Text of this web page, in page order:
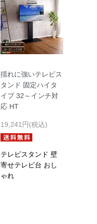
揺れに強いテレビス
タンド 固定ハイタ
イプ 32～インチ対
応 HT
19,241円(税込)
テレビスタンド 壁
寄せテレビ台 おし
ゃれ